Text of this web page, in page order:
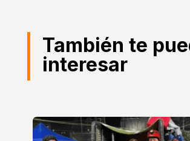
También te
interesar